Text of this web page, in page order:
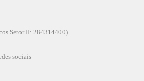
Setor II: 284314400)
sociais